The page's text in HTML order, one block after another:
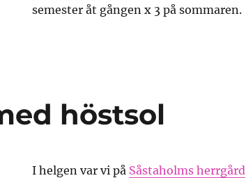
semester åt gången x 3 på sommaren.
höstsol
I helgen var vi på Såstaholms herrgård